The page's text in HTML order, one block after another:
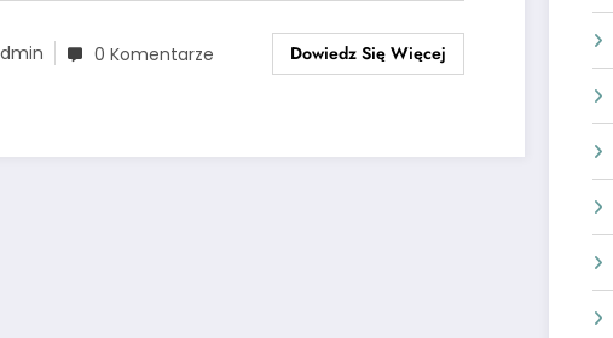
0 Komentarze Dowiedz Się Więcej